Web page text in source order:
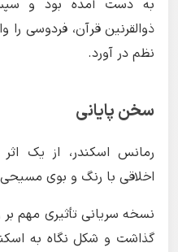
به دست آمده بود و
ذوالقرنین قرآن، فردوسی را
نظم در آورد.
سخن پایانی
رمانس اسکندر، از یک اثر
اخلاقی با رنگ و بوی
نسخه سریانی تأثیری مهم بر
گذاشت و شکل نگاه به